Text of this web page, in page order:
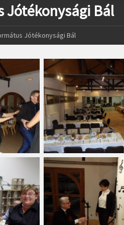
Jótékonysági Bál
Jótékonysági Bál